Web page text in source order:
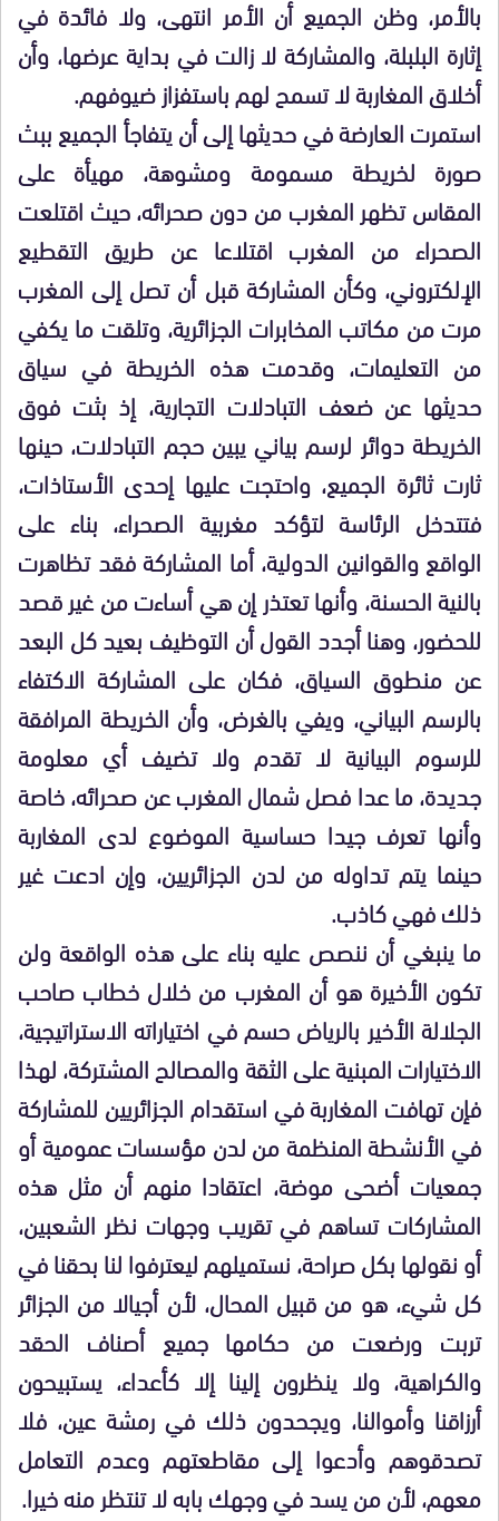
بالأمر، وظن الجميع أن الأمر انتهى، ولا فائدة في
إثارة البلبلة، والمشاركة لا زالت في بداية عرضها، وأن
أخلاق المغاربة لا تسمح لهم باستفزاز ضيوفهم.
استمرت العارضة في حديثها إلى أن يتفاجأ الجميع ببث
صورة لخريطة مسمومة ومشوهة، مهيأة على
المقاس تظهر المغرب من دون صحرائه، حيث اقتلعت
الصحراء من المغرب اقتلاعا عن طريق التقطيع
الإلكتروني، وكأن المشاركة قبل أن تصل إلى المغرب
مرت من مكاتب المخابرات الجزائرية، وتلقت ما يكفي
من التعليمات، وقدمت هذه الخريطة في سياق
حديثها عن ضعف التبادلات التجارية، إذ بثت فوق
الخريطة دوائر لرسم بياني يبين حجم التبادلات، حينها
ثارت ثائرة الجميع، واحتجت عليها إحدى الأستاذات،
فتتدخل الرئاسة لتؤكد مغربية الصحراء، بناء على
الواقع والقوانين الدولية، أما المشاركة فقد تظاهرت
بالنية الحسنة، وأنها تعتذر إن هي أساءت من غير قصد
للحضور، وهنا أجدد القول أن التوظيف بعيد كل البعد
عن منطوق السياق، فكان على المشاركة الاكتفاء
بالرسم البياني، ويفي بالغرض، وأن الخريطة المرافقة
للرسوم البيانية لا تقدم ولا تضيف أي معلومة
جديدة، ما عدا فصل شمال المغرب عن صحرائه، خاصة
وأنها تعرف جيدا حساسية الموضوع لدى المغاربة
حينما يتم تداوله من لدن الجزائريين، وإن ادعت غير
ذلك فهي كاذب.
ما ينبغي أن ننصص عليه بناء على هذه الواقعة ولن
تكون الأخيرة هو أن المغرب من خلال خطاب صاحب
الجلالة الأخير بالرياض حسم في اختياراته الاستراتيجية،
الاختيارات المبنية على الثقة والمصالح المشتركة، لهذا
فإن تهافت المغاربة في استقدام الجزائريين للمشاركة
في الأنشطة المنظمة من لدن مؤسسات عمومية أو
جمعيات أضحى موضة، اعتقادا منهم أن مثل هذه
المشاركات تساهم في تقريب وجهات نظر الشعبين،
أو نقولها بكل صراحة، نستميلهم ليعترفوا لنا بحقنا في
كل شيء، هو من قبيل المحال، لأن أجيالا من الجزائر
تربت ورضعت من حكامها جميع أصناف الحقد
والكراهية، ولا ينظرون إلينا إلا كأعداء، يستبيحون
أرزاقنا وأموالنا، ويجحدون ذلك في رمشة عين، فلا
تصدقوهم وأدعوا إلى مقاطعتهم وعدم التعامل
معهم، لأن من يسد في وجهك بابه لا تنتظر منه خيرا.